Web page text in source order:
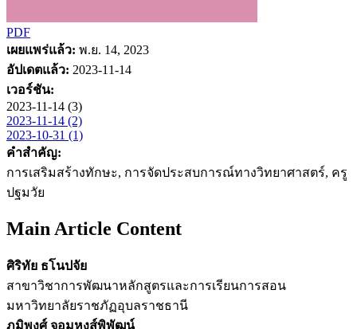
PDF
เผยแพร่แล้ว: พ.ย. 14, 2023
อัปเดตแล้ว: 2023-11-14
เวอร์ชัน:
2023-11-14 (3)
2023-11-14 (2)
2023-10-31 (1)
คำสำคัญ:
การเสริมสร้างทักษะ, การจัดประสบการณ์ทางวิทยาศาสตร์, ครู
ปฐมวัย
Main Article Content
ศิริทัย ธโนปจัย
สาขาวิชาการพัฒนาหลักสูตรและการเรียนการสอน
มหาวิทยาลัยราชภัฏอุบลราชธานี
ภูมิพงศ์ จอมหงส์พิพัฒน์